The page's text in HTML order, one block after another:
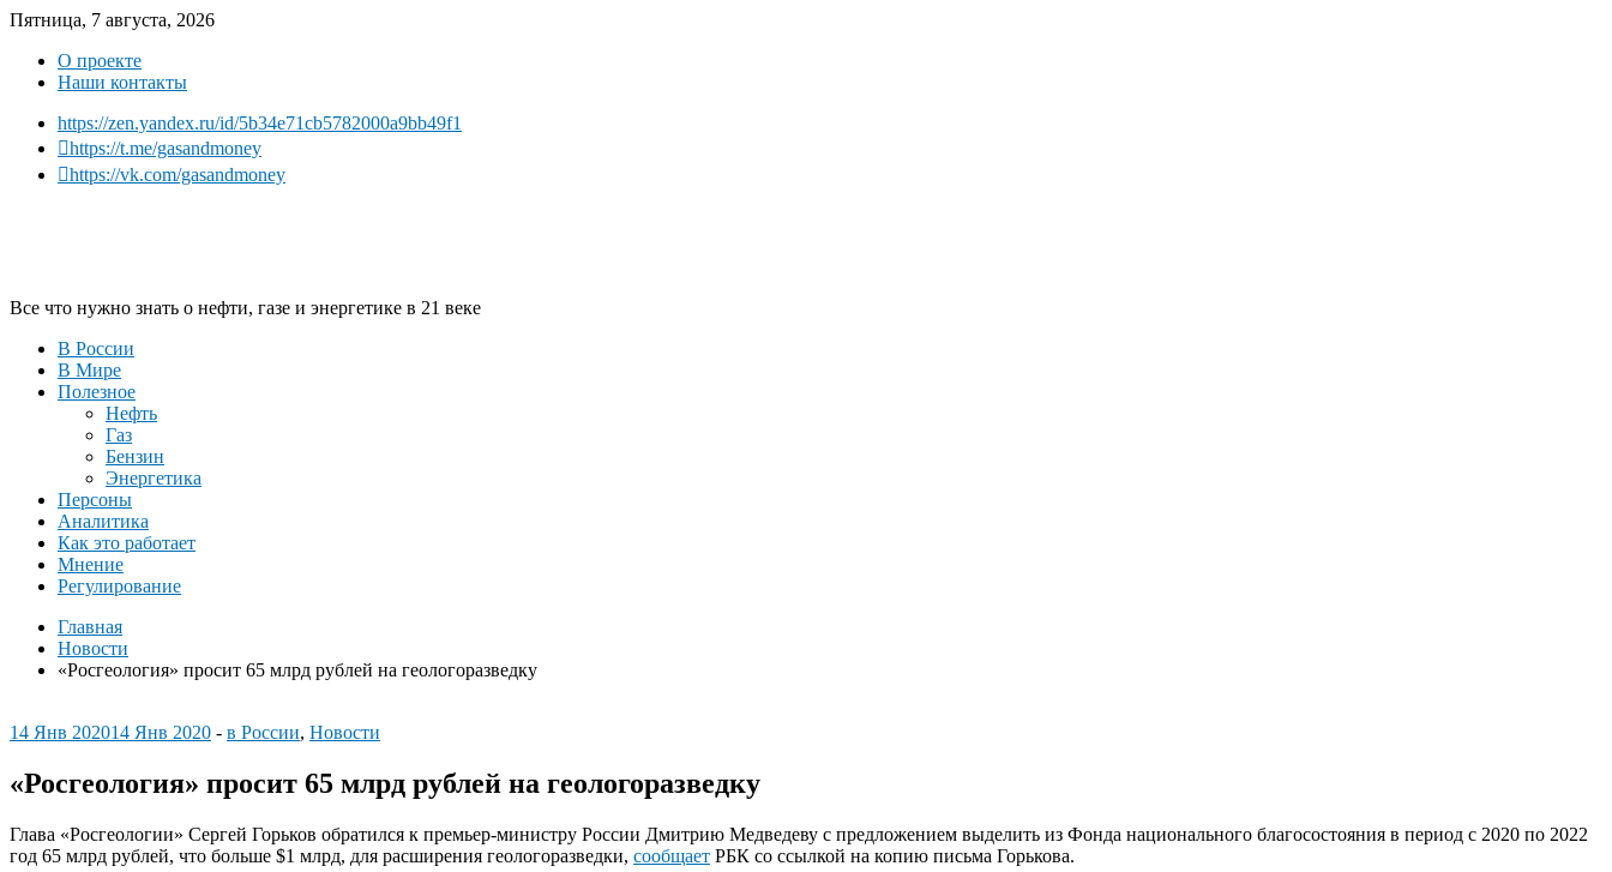
Пятница, 7 августа, 2026
О проекте
Наши контакты
https://zen.yandex.ru/id/5b34e71cb5782000a9bb49f1
https://t.me/gasandmoney
https://vk.com/gasandmoney
Все что нужно знать о нефти, газе и энергетике в 21 веке
В России
В Мире
Полезное
Нефть
Газ
Бензин
Энергетика
Персоны
Аналитика
Как это работает
Мнение
Регулирование
Главная
Новости
«Росгеология» просит 65 млрд рублей на геологоразведку
14 Янв 202014 Янв 2020 - в России, Новости
«Росгеология» просит 65 млрд рублей на геологоразведку
Глава «Росгеологии» Сергей Горьков обратился к премьер-министру России Дмитрию Медведеву с предложением выделить из Фонда национального благосостояния в период с 2020 по 2022
год 65 млрд рублей, что больше $1 млрд, для расширения геологоразведки, сообщает РБК со ссылкой на копию письма Горькова.